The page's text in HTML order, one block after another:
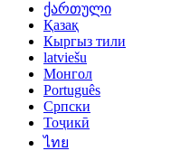
ქართული
Қазақ
Кыргыз тили
latviešu
Монгол
Português
Српски
Тоҷикӣ
ไทย